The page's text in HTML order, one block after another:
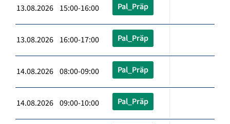
13.08.2026 15:00-16:00 Pal_Präp
13.08.2026 16:00-17:00 Pal_Präp
14.08.2026 08:00-09:00 Pal_Präp
14.08.2026 09:00-10:00 Pal_Präp